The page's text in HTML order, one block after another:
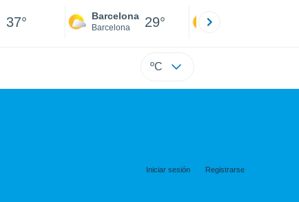
37° Barcelona
Barcelona 29°
ºC
Iniciar sesión Registrarse